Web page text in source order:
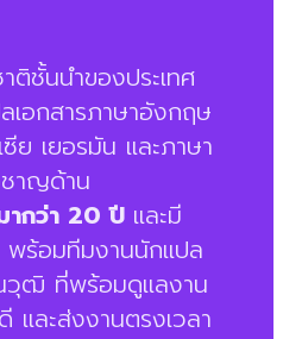
ติชั้นนำของประเทศ
เอกสารภาษาอังกฤษ
ย เยอรมัน และภาษา
ชาญด้าน
ากว่า 20 ปี และมี
พร้อมทีมงานนักแปล
วุฒิ ที่พร้อมดูแลงาน
และส่งงานตรงเวลา